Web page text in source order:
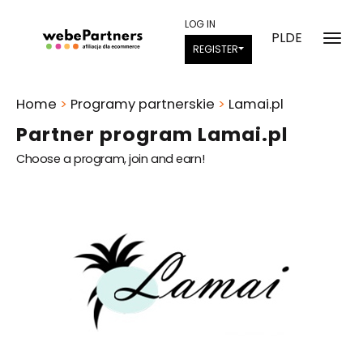
PLDE
LOG IN
REGISTER
Partner program Lamai.pl
Choose a program, join and earn!
Home > Programy partnerskie > Lamai.pl